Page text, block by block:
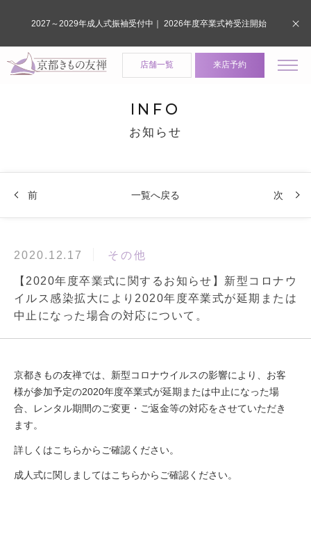
店舗一覧 来店予約
INFO
お知らせ
前 一覧へ戻る 次
2020.12.17 その他
【2020年度卒業式に関するお知らせ】新型コロナウ
イルス感染拡大により2020年度卒業式が延期または
中止になった場合の対応について。
京都きもの友禅では、新型コロナウイルスの影響により、お客
様が参加予定の2020年度卒業式が延期または中止になった場
合、レンタル期間のご変更・ご返金等の対応をさせていただき
ます。
詳しくはこちらからご確認ください。
成人式に関しましてはこちらからご確認ください。
2027～2029年成人式振袖受付中｜ 2026年度卒業式袴受注開始